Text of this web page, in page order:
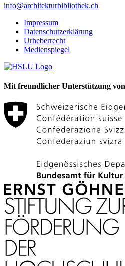
info@architekturbibliothek.ch
Impressum
Datenschutzerklärung
Urheberrecht
Medienspiegel
Mit freundlicher Unterstützung von